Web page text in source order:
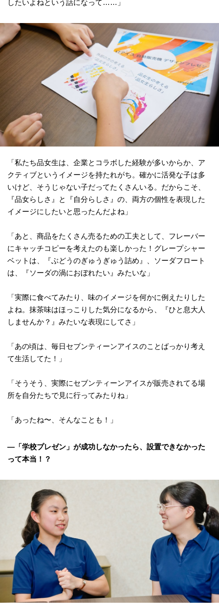
したいよねという話になって……」
「私たち品女生は、企業とコラボした経験が多いからか、ア
クティブというイメージを持たれがち。確かに活発な子は多
いけど、そうじゃない子だってたくさんいる。だからこそ、
『品女らしさ』と『自分らしさ』の、両方の個性を表現した
イメージにしたいと思ったんだよね」
「あと、商品をたくさん売るための工夫として、フレーバー
にキャッチコピーを考えたのも楽しかった！グレープシャー
ベットは、『ぶどうのぎゅうぎゅう詰め』、ソーダフロート
は、『ソーダの渦におぼれたい』みたいな」
「実際に食べてみたり、味のイメージを何かに例えたりした
よね。抹茶味はほっこりした気分になるから、『ひと息大人
しませんか？』みたいな表現にしてさ」
「あの頃は、毎日セブンティーンアイスのことばっかり考え
て生活してた！」
「そうそう、実際にセブンティーンアイスが販売されてる場
所を自分たちで見に行ってみたりね」
「あったね〜、そんなことも！」
―「学校プレゼン」が成功しなかったら、設置できなかった
って本当！？